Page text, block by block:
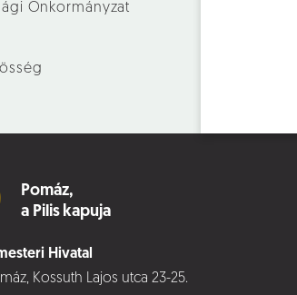
Önkormányzat
Pomáz,
a Pilis kapuja
Hivatal
Kossuth Lajos utca 23-25.